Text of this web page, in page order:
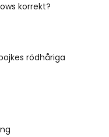
korrekt?
rödhåriga